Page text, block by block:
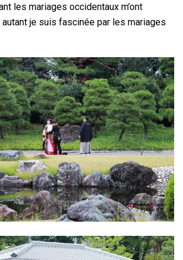
les mariages occidentaux m’ont
autant je suis fascinée par les mariages